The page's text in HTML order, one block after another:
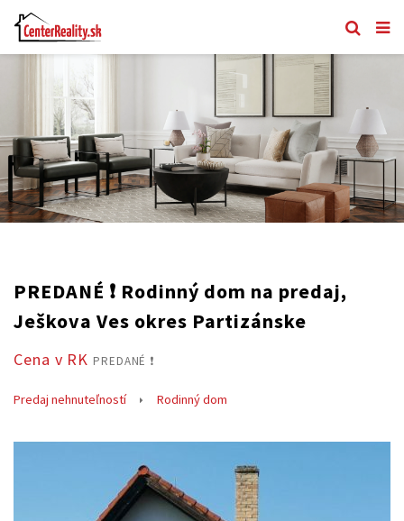
PREDANÉ ❗️ Rodinný dom na predaj,
Ješkova Ves okres Partizánske
Cena v RK PREDANÉ ❗️
Predaj nehnuteľností Rodinný dom